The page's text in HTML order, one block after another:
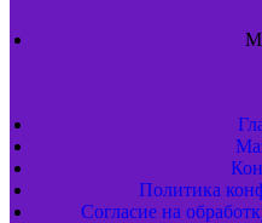
Политика
Согласие на